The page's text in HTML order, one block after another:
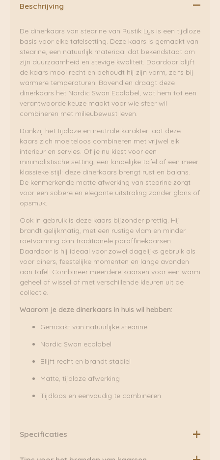
Beschrijving
De dinerkaars van stearine van Rustik Lys is een tijdloze
basis voor elke tafelsetting. Deze kaars is gemaakt van
stearine, een natuurlijk materiaal dat bekendstaat om
zijn duurzaamheid en stevige kwaliteit. Daardoor blijft
de kaars mooi recht en behoudt hij zijn vorm, zelfs bij
warmere temperaturen. Bovendien draagt deze
dinerkaars het Nordic Swan Ecolabel, wat hem tot een
verantwoorde keuze maakt voor wie sfeer wil
combineren met milieubewust leven.
Dankzij het tijdloze en neutrale karakter laat deze
kaars zich moeiteloos combineren met vrijwel elk
interieur en servies. Of je nu kiest voor een
minimalistische setting, een landelijke tafel of een meer
klassieke stijl: deze dinerkaars brengt rust en balans.
De kenmerkende matte afwerking van stearine zorgt
voor een sobere en elegante uitstraling zonder glans of
opsmuk.
Ook in gebruik is deze kaars bijzonder prettig. Hij
brandt gelijkmatig, met een rustige vlam en minder
roetvorming dan traditionele paraffinekaarsen.
Daardoor is hij ideaal voor zowel dagelijks gebruik als
voor diners, feestelijke momenten en lange avonden
aan tafel. Combineer meerdere kaarsen voor een warm
geheel of wissel af met verschillende kleuren uit de
collectie.
Waarom je deze dinerkaars in huis wil hebben:
Gemaakt van natuurlijke stearine
Nordic Swan ecolabel
Blijft recht en brandt stabiel
Matte, tijdloze afwerking
Tijdloos en eenvoudig te combineren
Specificaties